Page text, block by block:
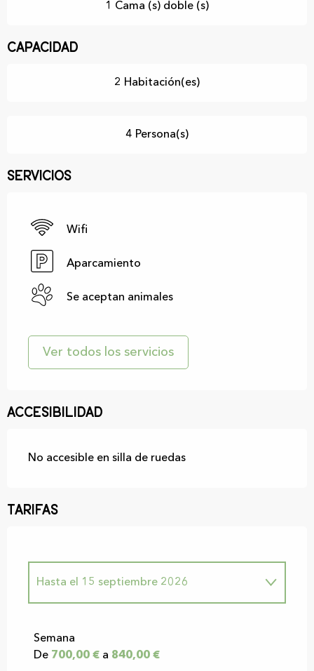
1 Cama (s) doble (s)
Capacidad
2 Habitación(es)
4 Persona(s)
Servicios
Wifi
Aparcamiento
Se aceptan animales
Ver todos los servicios
Accesibilidad
No accesible en silla de ruedas
Tarifas
Hasta el 15 septiembre 2026
Desde16 septiembre 2026
Semana
De 700,00 € a 840,00 €